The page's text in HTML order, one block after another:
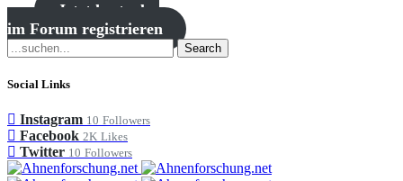
Jetzt kostenlos
im Forum registrieren
Search
Social Links
Instagram 10 Followers
Facebook 2K Likes
Twitter 10 Followers